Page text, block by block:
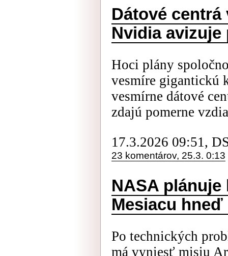
Dátové
Nvidia avizuje
Hoci plány
vesmíre gigantickú
vesmírne dátové
zdajú pomerne
17.3.2026 09:51,
23 komentárov, 25.3. 0:13
NASA
Mesiacu
Po technických
má vyniesť misiu